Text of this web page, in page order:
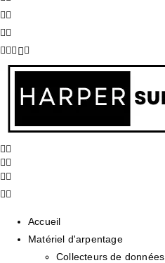
Accueil
Matériel d'arpentage
Collecteurs de données